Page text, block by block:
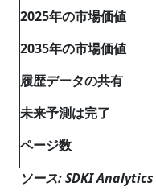
2025年の市場価値
2035年の市場価値
履歴データの共有
未来予測は完了
ページ数
ソース: SDKI